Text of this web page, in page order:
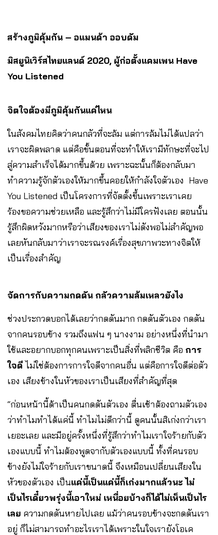
สร้างภูมิคุ้มกัน – อแมนด้า ออบดัม
มิสยูนิเวิร์สไทยแลนด์ 2020, ผู้ก่อตั้งแคมเพน Have
You Listened
จิตใจต้องมีภูมิคุ้มกันแค่ไหน
ในสังคมไทยคิดว่าคนกลัวที่จะล้ม แต่การล้มไม่ได้แปลว่า
เราจะผิดพลาด แต่คือขั้นตอนที่จะทำให้เรามีทักษะที่จะไป
สู่ความสำเร็จได้มากขึ้นด้วย เพราะฉะนั้นก็ต้องกลับมา
ทำความรู้จักตัวเองให้มากขึ้นคอยให้กำลังใจตัวเอง Have
You Listened เป็นโครงการที่จัดตั้งขึ้นเพราะเราเคย
ร้องขอความช่วยเหลือ และรู้สึกว่าไม่มีใครฟังเลย ตอนนั้น
รู้สึกผิดหวังมากหรือว่าเสียงของเราไม่ดังพอไม่สำคัญพอ
เลยหันกลับมาว่าเราจะรณรงค์เรื่องสุขภาพวะทางจิตให้
เป็นเรื่องสำคัญ
จัดการกับความกดดัน กลัวความล้มเหลวยังไง
ช่วงประกวดบอกได้เลยว่ากดดันมาก กดดันตัวเอง กดดัน
จากคนรอบข้าง รวมถึงแฟน ๆ นางงาม อย่างหนึ่งที่นำมา
ใช้และอยากบอกทุกคนเพราะเป็นสิ่งที่พลิกชีวิต คือ การ
ใจดี ไม่ใช่ต้องการการใจดีจากคนอื่น แต่คือการใจดีต่อตัว
เอง เสียงข้างในหัวของเราเป็นเสียงที่สำคัญที่สุด
“ก่อนหน้านี้ด้าเป็นคนกดดันตัวเอง ตื่นเช้าต้องถามตัวเอง
ว่าทำไมทำได้แค่นี้ ทำไมไม่ดีกว่านี้ ดูคนนั้นสิเก่งกว่าเรา
เยอะเลย และมีอยู่ครั้งหนึ่งที่รู้สึกว่าทำไมเราใจร้ายกับตัว
เองแบบนี้ ทำไมต้องพูดจากับตัวเองแบบนี้ ทั้งที่คนรอบ
ข้างยังไม่ใจร้ายกับเราขนาดนี้ จึงเหมือนเปลี่ยนเสียงใน
หัวของตัวเอง เป็นแค่นี้เป็นแค่นี้ก็เก่งมากแล้วนะ ไม่
เป็นไรเดี๋ยวพรุ่งนี้เอาใหม่ เหนื่อยบ้างก็ได้ไม่เห็นเป็นไร
เลย ความกดดันหายไปเลย แม้ว่าคนรอบข้างจะกดดันเรา
อยู่ ก็ไม่สามารถทำอะไรเราได้เพราะในใจเรายังโอเค